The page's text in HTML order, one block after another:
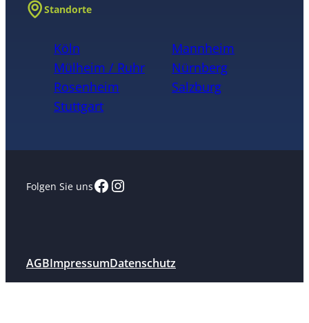
Standorte
Köln
Mannheim
Mülheim / Ruhr
Nürnberg
Rosenheim
Salzburg
Stuttgart
Folgen Sie unsFacebook
Instagram
AGBImpressumDatenschutz